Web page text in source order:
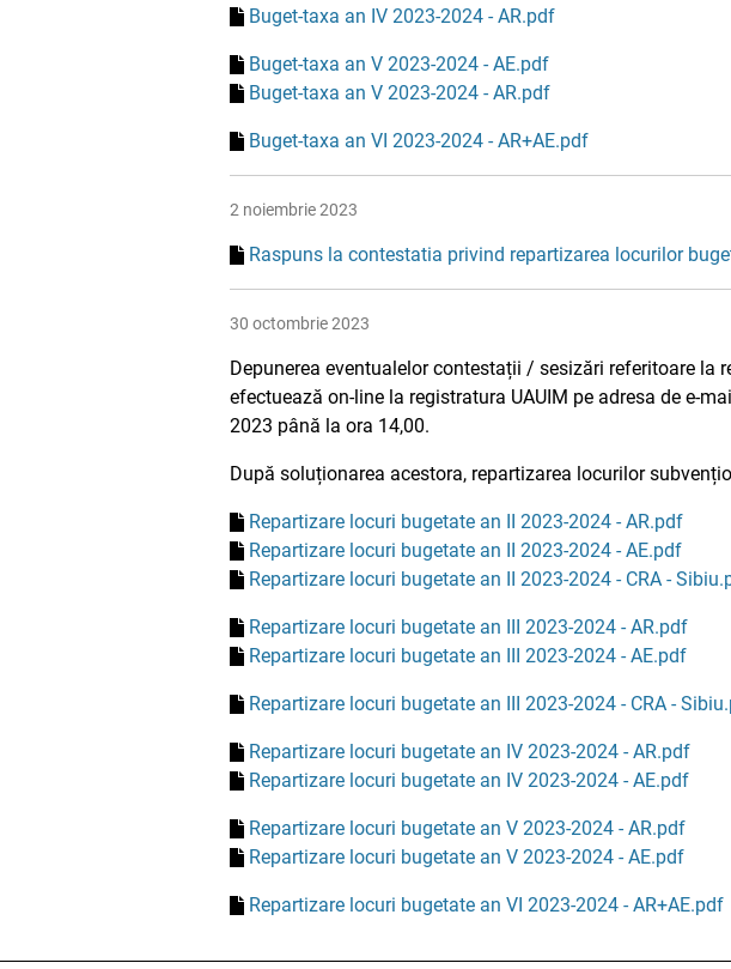
Buget-taxa an IV 2023-2024 - AR.pdf
Buget-taxa an V 2023-2024 - AE.pdf
Buget-taxa an V 2023-2024 - AR.pdf
Buget-taxa an VI 2023-2024 - AR+AE.pdf
2 noiembrie 2023
Raspuns la contestatia privind repartizarea locurilor
30 octombrie 2023
Depunerea eventualelor contestații / sesizări referitoare
efectuează on-line la registratura UAUIM pe adresa de e-
2023 până la ora 14,00.
După soluționarea acestora, repartizarea locurilor
Repartizare locuri bugetate an II 2023-2024 - AR.pdf
Repartizare locuri bugetate an II 2023-2024 - AE.pdf
Repartizare locuri bugetate an II 2023-2024 - CRA -
Repartizare locuri bugetate an III 2023-2024 - AR.pdf
Repartizare locuri bugetate an III 2023-2024 - AE.pdf
Repartizare locuri bugetate an III 2023-2024 - CRA -
Repartizare locuri bugetate an IV 2023-2024 - AR.pdf
Repartizare locuri bugetate an IV 2023-2024 - AE.pdf
Repartizare locuri bugetate an V 2023-2024 - AR.pdf
Repartizare locuri bugetate an V 2023-2024 - AE.pdf
Repartizare locuri bugetate an VI 2023-2024 - AR+AE.pdf